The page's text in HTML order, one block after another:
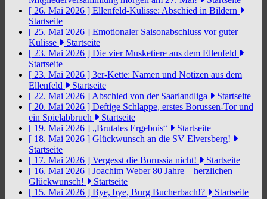
[ 26. Mai 2026 ] Ellenfeld-Kulisse: Abschied in Bildern
Startseite
[ 25. Mai 2026 ] Emotionaler Saisonabschluss vor guter
Kulisse
Startseite
[ 23. Mai 2026 ] Die vier Musketiere aus dem Ellenfeld
Startseite
[ 23. Mai 2026 ] 3er-Kette: Namen und Notizen aus dem
Ellenfeld
Startseite
[ 22. Mai 2026 ] Abschied von der Saarlandliga
Startseite
[ 20. Mai 2026 ] Deftige Schlappe, erstes Borussen-Tor und
ein Spielabbruch
Startseite
[ 19. Mai 2026 ] „Brutales Ergebnis“
Startseite
[ 18. Mai 2026 ] Glückwunsch an die SV Elversberg!
Startseite
[ 17. Mai 2026 ] Vergesst die Borussia nicht!
Startseite
[ 16. Mai 2026 ] Joachim Weber 80 Jahre – herzlichen
Glückwunsch!
Startseite
[ 15. Mai 2026 ] Bye, bye, Burg Bucherbach!?
Startseite